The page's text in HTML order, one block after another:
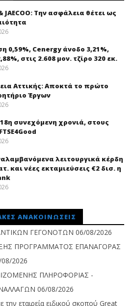
JAECOO: Την ασφάλεια θέτει ως
0,59%, Cenergy άνοδο 3,21%,
στις 2.608 μον. τζίρο 320 εκ.
Αττικής: Αποκτά το πρώτο
Έργων
συνεχόμενη χρονιά, στους
λειτουργικά κέρδη
και νέες εκταμιεύσεις €2 δισ. η
ΑΝΑΚΟΙΝΏΣΕΙΣ
ΓΕΓΟΝΟΤΩΝ 06/08/2026
ΠΡΟΓΡΑΜΜΑΤΟΣ ΕΠΑΝΑΓΟΡΑΣ
2026
ΠΛΗΡΟΦΟΡΙΑΣ -
06/08/2026
την εταιρεία ειδικού σκοπού Great